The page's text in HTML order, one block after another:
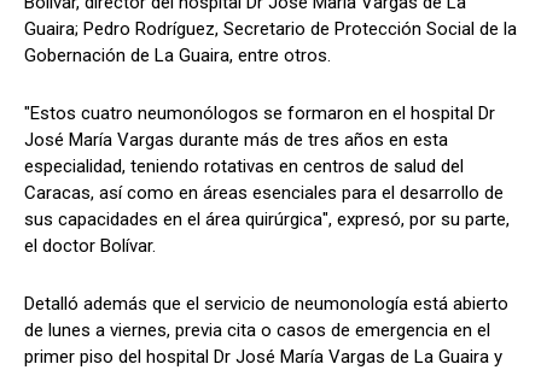
Guaira; Pedro Rodríguez, Secretario de Protección Social de la
Gobernación de La Guaira, entre otros.
"Estos cuatro neumonólogos se formaron en el hospital Dr
José María Vargas durante más de tres años en esta
especialidad, teniendo rotativas en centros de salud del
Caracas, así como en áreas esenciales para el desarrollo de
sus capacidades en el área quirúrgica", expresó, por su parte,
el doctor Bolívar.
Detalló además que el servicio de neumonología está abierto
de lunes a viernes, previa cita o casos de emergencia en el
primer piso del hospital Dr José María Vargas de La Guaira y